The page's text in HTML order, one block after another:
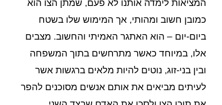
המציאות לימדה אותנו לא פעם, שמתן הצו הוא
כמובן חשוב ומהותי, אך המימוש שלו בשטח
ביום-יום – הוא האתגר האמיתי והחשוב. מצבים
אלו, במיוחד כאשר מתרחשים בתוך המשפחה
ובין בני-זוג, נוטים להיות מלאים ברגשות אשר
לעיתים מביאים את אותם אנשים מסוכנים להפר